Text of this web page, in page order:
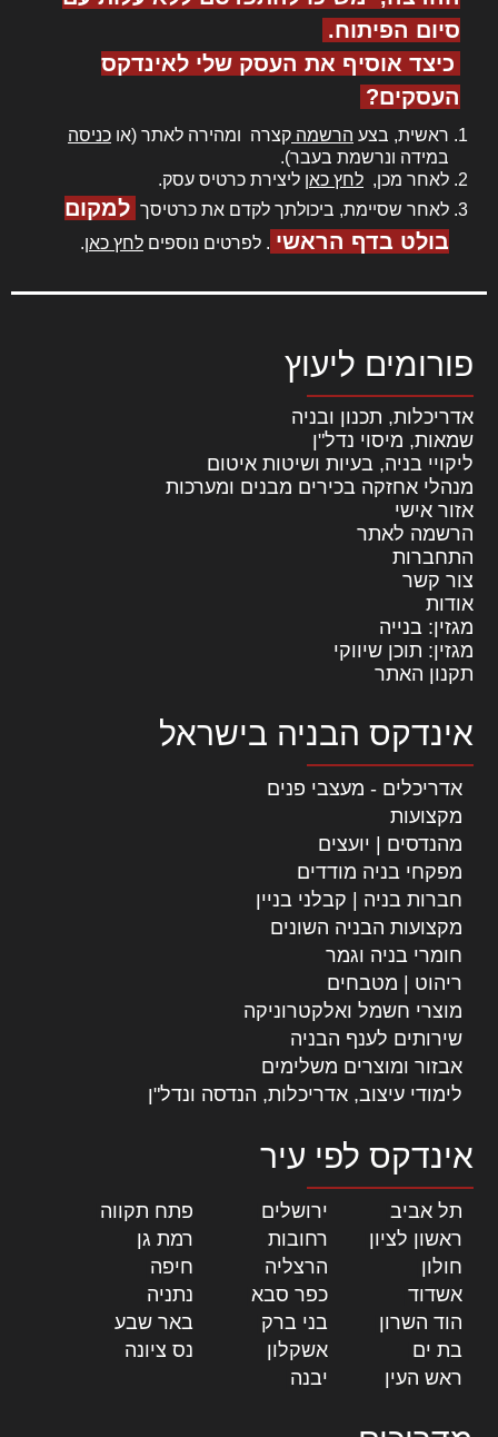
סיום הפיתוח.
כיצד אוסיף את העסק שלי לאינדקס
העסקים?
ראשית, בצע הרשמה קצרה ומהירה לאתר (או כניסה
במידה ונרשמת בעבר).
לאחר מכן, לחץ כאן ליצירת כרטיס עסק.
לאחר שסיימת, ביכולתך לקדם את כרטיסך למקום
בולט בדף הראשי . לפרטים נוספים לחץ כאן.
פורומים ליעוץ
אדריכלות, תכנון ובניה
שמאות, מיסוי נדל"ן
ליקויי בניה, בעיות ושיטות איטום
מנהלי אחזקה בכירים מבנים ומערכות
אזור אישי
הרשמה לאתר
התחברות
צור קשר
אודות
מגזין: בנייה
מגזין: תוכן שיווקי
תקנון האתר
אינדקס הבניה בישראל
אדריכלים - מעצבי פנים
מקצועות
מהנדסים | יועצים
מפקחי בניה מודדים
חברות בניה | קבלני בניין
מקצועות הבניה השונים
חומרי בניה וגמר
ריהוט | מטבחים
מוצרי חשמל ואלקטרוניקה
שירותים לענף הבניה
אבזור ומוצרים משלימים
לימודי עיצוב, אדריכלות, הנדסה ונדל"ן
אינדקס לפי עיר
תל אביב ירושלים פתח תקווה
ראשון לציון
רחובות רמת גן
חולון
הרצליה חיפה
אשדוד
כפר סבא נתניה
הוד השרון
בני ברק באר שבע
בת ים
אשקלון נס ציונה
ראש העין
יבנה